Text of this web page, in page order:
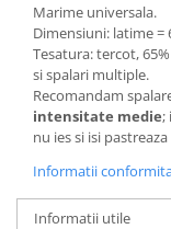
Marime universala.
Dimensiuni: latime =
Tesatura: tercot,
si spalari multiple.
Recomandam
intensitate medie;
nu ies si isi
Informatii
Informatii utile